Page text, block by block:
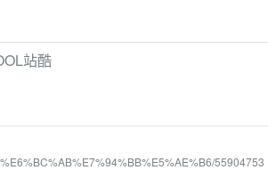
站酷
55904753